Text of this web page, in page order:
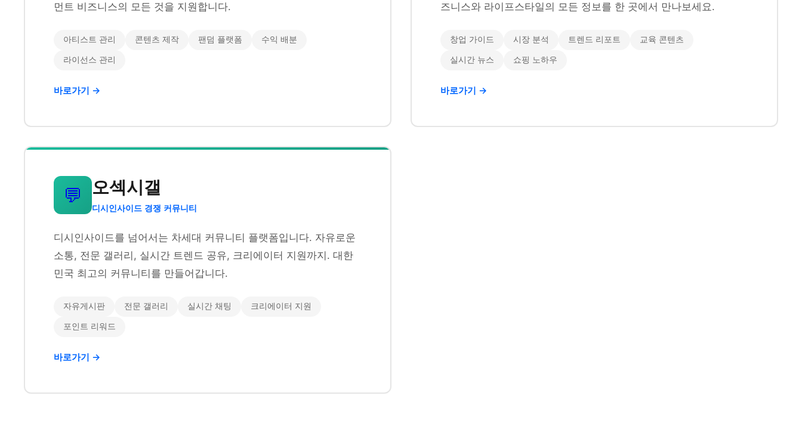
먼트 비즈니스의 모든 것을 지원합니다.
아티스트 관리 콘텐츠 제작 팬덤 플랫폼 수익 배분
라이선스 관리
바로가기 →
즈니스와 라이프스타일의 모든 정보를 한 곳에서 만나보세요.
창업 가이드 시장 분석 트렌드 리포트 교육 콘텐츠
실시간 뉴스 쇼핑 노하우
바로가기 →
💬 오섹시갤
디시인사이드 경쟁 커뮤니티
디시인사이드를 넘어서는 차세대 커뮤니티 플랫폼입니다. 자유로운
소통, 전문 갤러리, 실시간 트렌드 공유, 크리에이터 지원까지. 대한
민국 최고의 커뮤니티를 만들어갑니다.
자유게시판 전문 갤러리 실시간 채팅 크리에이터 지원
포인트 리워드
바로가기 →